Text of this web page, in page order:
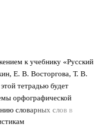
к учебнику «Русский
Е. В. Восторгова, Т. В.
тетрадью будет
орфографической
словарных слов в
в классах, где